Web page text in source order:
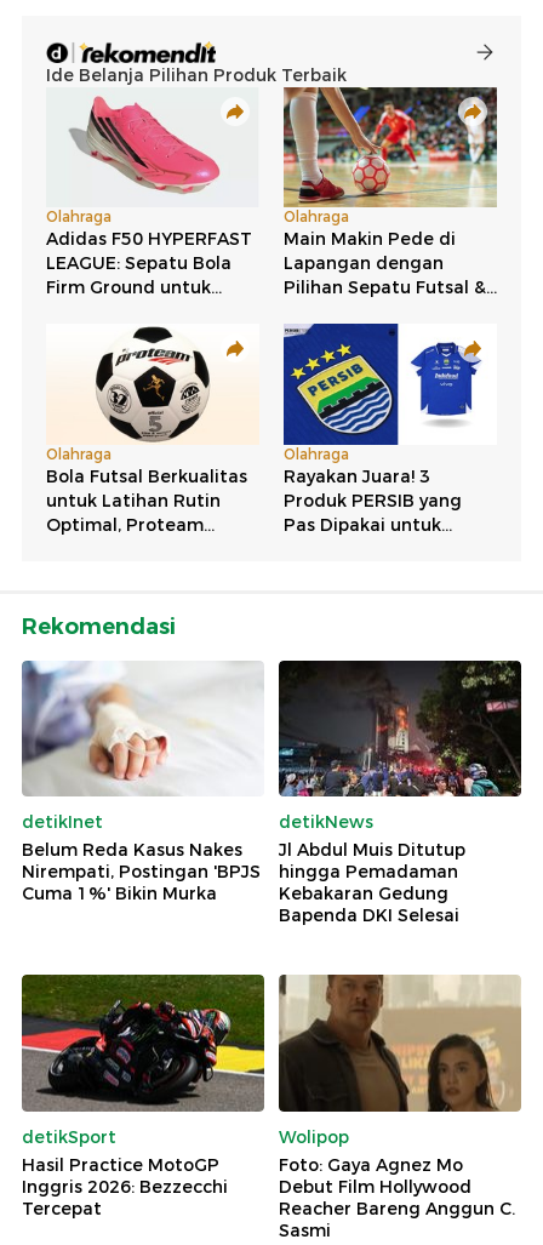
Rekomendasi
detikInet
Belum Reda Kasus Nakes
Nirempati, Postingan 'BPJS
Cuma 1%' Bikin Murka
detikNews
Jl Abdul Muis Ditutup
hingga Pemadaman
Kebakaran Gedung
Bapenda DKI Selesai
detikSport
Hasil Practice MotoGP
Inggris 2026: Bezzecchi
Tercepat
Wolipop
Foto: Gaya Agnez Mo
Debut Film Hollywood
Reacher Bareng Anggun C.
Sasmi